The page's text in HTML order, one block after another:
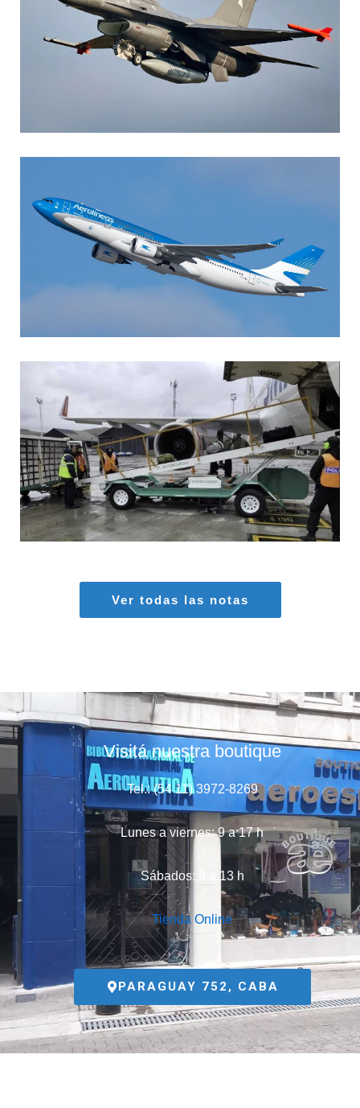
AGUSTIN BOFFI
Aviación Militar, Fuerza Aérea Argentina
MARIA SONZINI
MARIA SONZINI
Aeropuertos, Aviación General
Ver todas las notas
Visitá nuestra boutique
Tel.: (54 11) 3972-8269
Lunes a viernes: 9 a 17 h
Sábados: 9 a 13 h
Tienda Online
PARAGUAY 752, CABA